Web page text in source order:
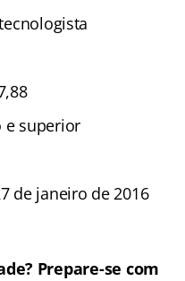
e superior
de janeiro de 2016
Prepare-se com